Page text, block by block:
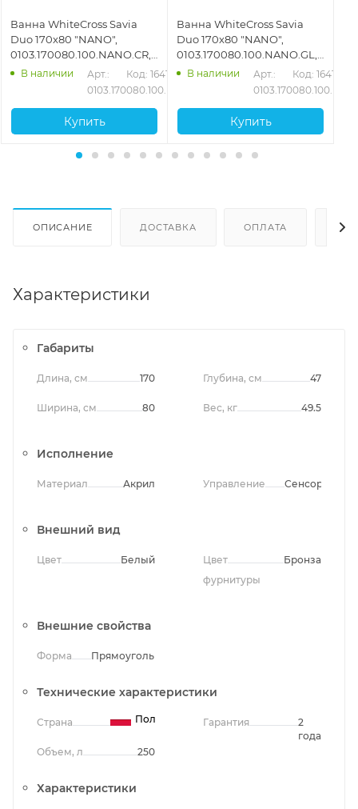
Ванна WhiteCross Savia
Duo 170x80 "NANO",
0103.170080.100.NANO.CR,
белый
В наличии
Арт.:
0103.170080.100.NANO.CR
Код: 16413
Купить
Ванна WhiteCross Savia
Duo 170x80 "NANO",
0103.170080.100.NANO.GL,
белый
В наличии
Арт.:
Код: 16414
Купить
ОПИСАНИЕ ДОСТАВКА ОПЛАТА
Характеристики
Габариты
Длина, см 170
Ширина, см 80
Глубина, см 47
Вес, кг 49.5
Исполнение
Материал Акрил Управление Сенсорное
Внешний вид
Цвет Белый
Цвет
фурнитуры
Бронза
Внешние свойства
Форма Прямоугольная
Технические характеристики
Страна Польша
Объем, л 250
Гарантия
2
года
Характеристики